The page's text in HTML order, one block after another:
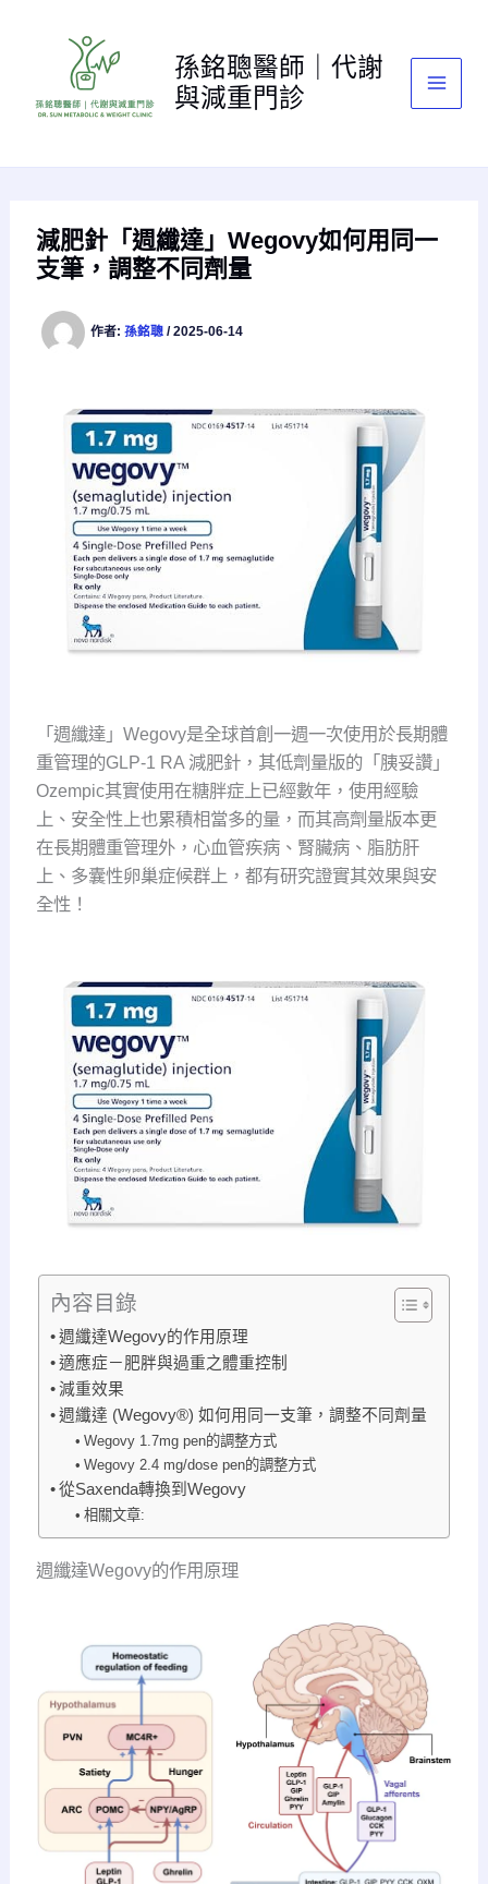
孫銘聰醫師｜代謝
與減重門診
減肥針「週纖達」Wegovy如何用同一
支筆，調整不同劑量
作者: 孫銘聰 /2025-06-14
「週纖達」Wegovy是全球首創一週一次使用於長期體
重管理的GLP-1 RA 減肥針，其低劑量版的「胰妥讚」
Ozempic其實使用在糖胖症上已經數年，使用經驗
上、安全性上也累積相當多的量，而其高劑量版本更
在長期體重管理外，心血管疾病、腎臟病、脂肪肝
上、多囊性卵巢症候群上，都有研究證實其效果與安
全性！
內容目錄
週纖達Wegovy的作用原理
適應症－肥胖與過重之體重控制
減重效果
週纖達 (Wegovy®) 如何用同一支筆，調整不同劑量
Wegovy 1.7mg pen的調整方式
Wegovy 2.4 mg/dose pen的調整方式
從Saxenda轉換到Wegovy
相關文章:
週纖達Wegovy的作用原理